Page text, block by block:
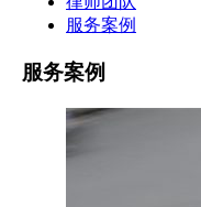
服务案例
服务案例